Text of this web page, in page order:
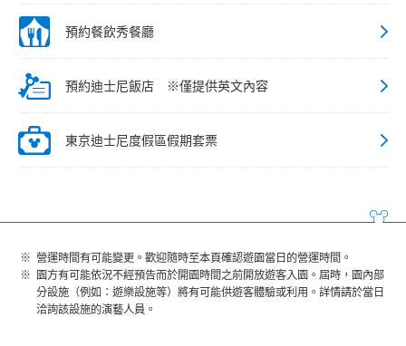
預約餐飲秀餐廳
預約迪士尼飯店 ※僅提供英文內容
東京迪士尼度假區假期套票
營運時間有可能變更。歡迎隨時至本頁確認遊園當日的營運時間。
園方有可能依況不經預告而於開園時間之前開放遊客入園。屆時，園內部
分設施（例如：遊樂設施等）將有可能供遊客體驗或利用。詳情請於當日
洽詢該設施的演藝人員。